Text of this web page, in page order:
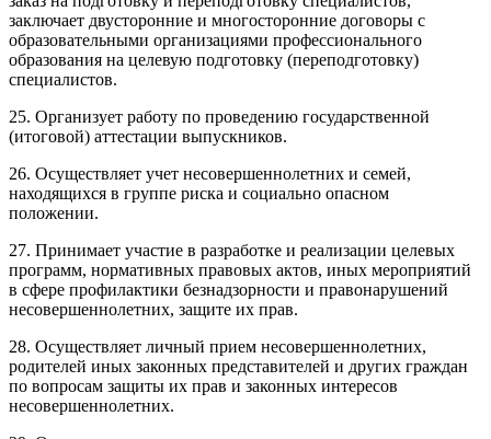
заключает двусторонние и многосторонние договоры с
образовательными организациями профессионального
образования на целевую подготовку (переподготовку)
специалистов.
25. Организует работу по проведению государственной
(итоговой) аттестации выпускников.
26. Осуществляет учет несовершеннолетних и семей,
находящихся в группе риска и социально опасном
положении.
27. Принимает участие в разработке и реализации целевых
программ, нормативных правовых актов, иных мероприятий
в сфере профилактики безнадзорности и правонарушений
несовершеннолетних, защите их прав.
28. Осуществляет личный прием несовершеннолетних,
родителей иных законных представителей и других граждан
по вопросам защиты их прав и законных интересов
несовершеннолетних.